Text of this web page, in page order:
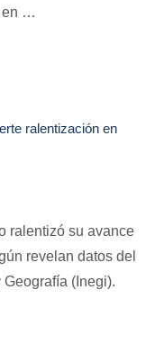
en …
ralentización en
ralentizó su avance
revelan datos del
(Inegi).